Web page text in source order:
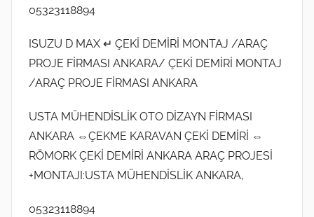
05323118894
ISUZU D MAX ↵ ÇEKİ DEMİRİ MONTAJ /ARAÇ
PROJE FİRMASI ANKARA/ ÇEKİ DEMİRİ MONTAJ
/ARAÇ PROJE FİRMASI ANKARA
USTA MÜHENDİSLİK OTO DİZAYN FİRMASI
ANKARA ⇔ÇEKME KARAVAN ÇEKİ DEMİRİ ⇔
RÖMORK ÇEKİ DEMİRİ ANKARA ARAÇ PROJESİ
+MONTAJI:USTA MÜHENDİSLİK ANKARA,
05323118894